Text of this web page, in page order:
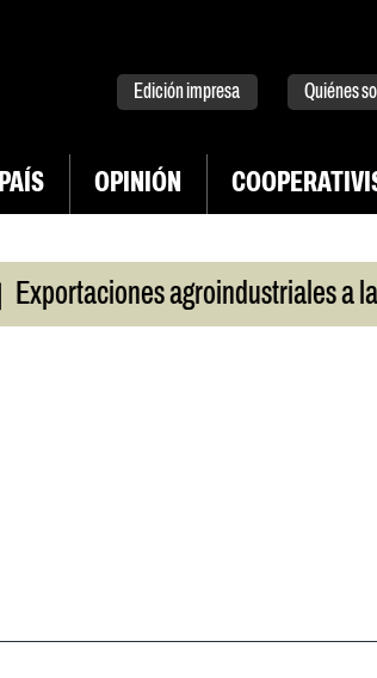
Edición impresa Quiénes
PAÍS OPINIÓN
agroindustriales a la UE |